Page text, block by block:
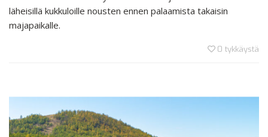
läheisillä kukkuloille nousten ennen palaamista takaisin
majapaikalle.
0 tykkäystä